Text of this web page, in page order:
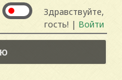
Здравствуйте,
гость! | Войти